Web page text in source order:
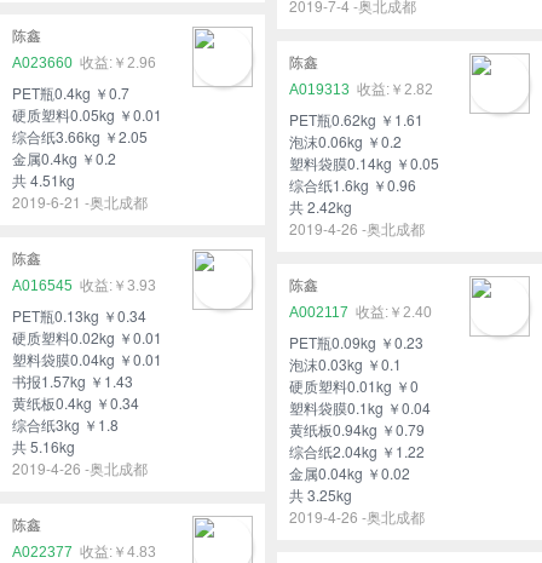
2019-7-4 -奥北成都
陈鑫
A023660
￥2.96
PET瓶0.4kg ￥0.7
硬质塑料0.05kg ￥0.01
综合纸3.66kg ￥2.05
金属0.4kg ￥0.2
共 4.51kg
2019-6-21 -奥北成都
陈鑫
A019313
￥2.82
PET瓶0.62kg ￥1.61
泡沫0.06kg ￥0.2
塑料袋膜0.14kg ￥0.05
综合纸1.6kg ￥0.96
共 2.42kg
2019-4-26 -奥北成都
陈鑫
A016545
￥3.93
PET瓶0.13kg ￥0.34
硬质塑料0.02kg ￥0.01
塑料袋膜0.04kg ￥0.01
书报1.57kg ￥1.43
黄纸板0.4kg ￥0.34
综合纸3kg ￥1.8
共 5.16kg
2019-4-26 -奥北成都
陈鑫
A002117
￥2.40
PET瓶0.09kg ￥0.23
泡沫0.03kg ￥0.1
硬质塑料0.01kg ￥0
塑料袋膜0.1kg ￥0.04
黄纸板0.94kg ￥0.79
综合纸2.04kg ￥1.22
金属0.04kg ￥0.02
共 3.25kg
2019-4-26 -奥北成都
陈鑫
A022377
￥4.83